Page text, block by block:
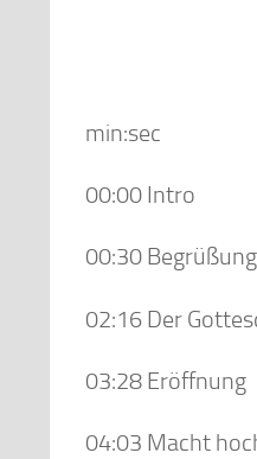
min:sec
00:00 Intro
00:30
02:16 Der
03:28 Eröffnung
04:03 Macht